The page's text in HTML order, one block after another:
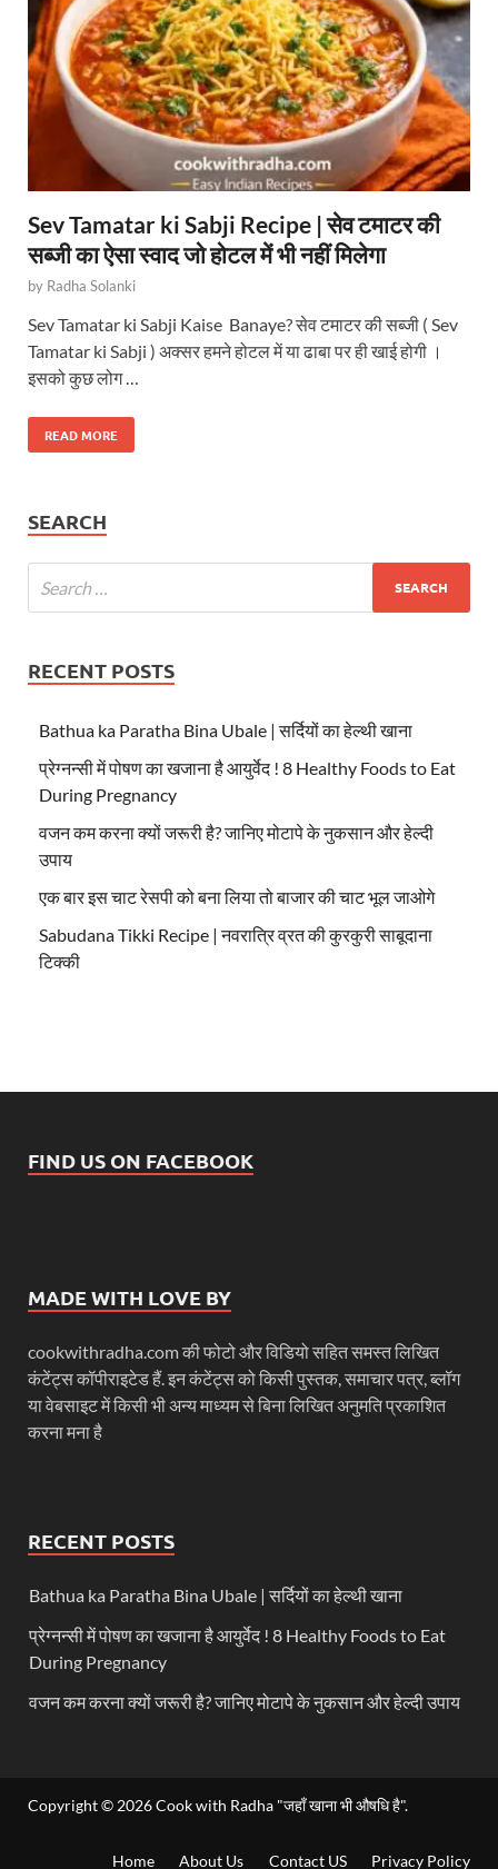
Sev Tamatar ki Sabji Recipe | सेव टमाटर की
सब्जी का ऐसा स्वाद जो होटल में भी नहीं मिलेगा
by Radha Solanki
Sev Tamatar ki Sabji Kaise Banaye? सेव टमाटर की सब्जी ( Sev
Tamatar ki Sabji ) अक्सर हमने होटल में या ढाबा पर ही खाई होगी ।
इसको कुछ लोग …
READ MORE
SEARCH
RECENT POSTS
Bathua ka Paratha Bina Ubale | सर्दियों का हेल्थी खाना
प्रेग्नन्सी में पोषण का खजाना है आयुर्वेद ! 8 Healthy Foods to Eat
During Pregnancy
वजन कम करना क्यों जरूरी है? जानिए मोटापे के नुकसान और हेल्दी
उपाय
एक बार इस चाट रेसपी को बना लिया तो बाजार की चाट भूल जाओगे
Sabudana Tikki Recipe | नवरात्रि व्रत की कुरकुरी साबूदाना
टिक्की
FIND US ON FACEBOOK
MADE WITH LOVE BY
cookwithradha.com की फोटो और विडियो सहित समस्त लिखित
कंटेंट्स कॉपीराइटेड हैं. इन कंटेंट्स को किसी पुस्तक, समाचार पत्र, ब्लॉग
या वेबसाइट में किसी भी अन्य माध्यम से बिना लिखित अनुमति प्रकाशित
करना मना है
RECENT POSTS
Bathua ka Paratha Bina Ubale | सर्दियों का हेल्थी खाना
प्रेग्नन्सी में पोषण का खजाना है आयुर्वेद ! 8 Healthy Foods to Eat
During Pregnancy
वजन कम करना क्यों जरूरी है? जानिए मोटापे के नुकसान और हेल्दी उपाय
Copyright © 2026Cook with Radha "जहाँ खाना भी औषधि है".
Home About Us Contact US Privacy Policy